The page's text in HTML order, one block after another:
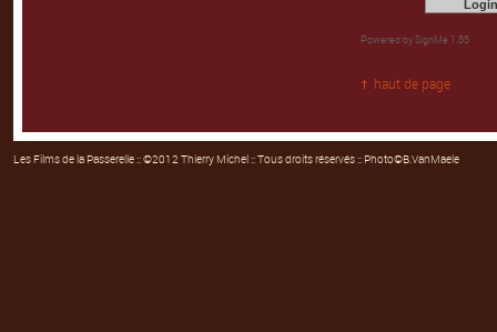
Powered by SignMe 1.55
haut de page
Les Films de la Passerelle:: ©2012 Thierry Michel :: Tous droits réservés :: Photo©B.VanMaele